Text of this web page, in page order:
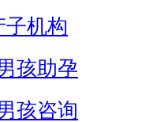
子机构
孩助孕
孩咨询